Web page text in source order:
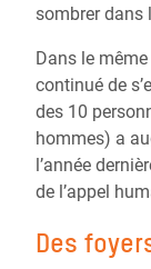
sombrer dans
Dans le
continué de
des 10
hommes) a
l’année
de l’appel
Des